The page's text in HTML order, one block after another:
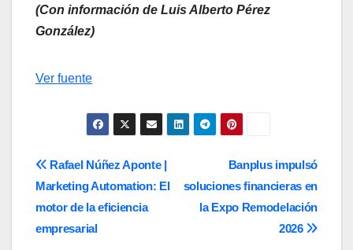
(Con información de Luis Alberto Pérez
González)
Navegación
entradas
Ver fuente
Navegación
de
entradas
Banplus impulsó
soluciones financieras en
la Expo Remodelación
2026
Rafael Núñez Aponte |
Marketing Automation: El
motor de la eficiencia
empresarial